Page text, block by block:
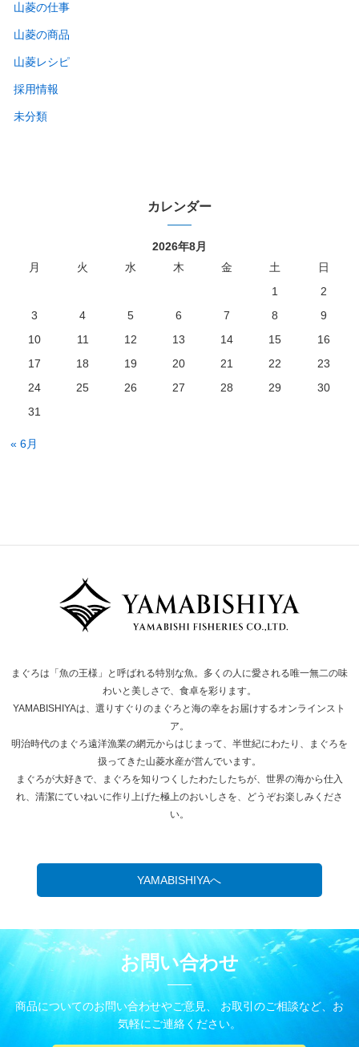
山菱の仕事
山菱の商品
山菱レシピ
採用情報
未分類
カレンダー
2026年8月
月
火 水 木 金 土
日
1
2
3
4 5 6 7 8
9
10
11 12 13 14 15
16
17
18 19 20 21 22
23
24
25 26 27 28 29
30
31
« 6月
まぐろは「魚の王様」と呼ばれる特別な魚。多くの人に愛される唯一無二の味
わいと美しさで、食卓を彩ります。
YAMABISHIYAは、選りすぐりのまぐろと海の幸をお届けするオンラインスト
ア。
明治時代のまぐろ遠洋漁業の網元からはじまって、半世紀にわたり、まぐろを
扱ってきた山菱水産が営んでいます。
まぐろが大好きで、まぐろを知りつくしたわたしたちが、世界の海から仕入
れ、清潔にていねいに作り上げた極上のおいしさを、どうぞお楽しみくださ
い。
YAMABISHIYAへ
お問い合わせ
商品についてのお問い合わせやご意見、 お取引のご相談など、お
気軽にご連絡ください。